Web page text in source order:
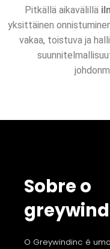
Pitkällä aikavälillä
yksittäinen
vakaa, toistuva ja
Sobre o
O Greywindinc é